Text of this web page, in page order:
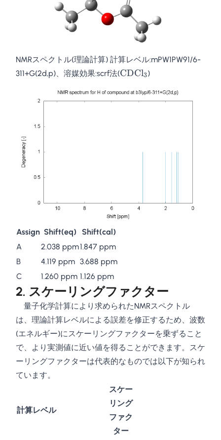
NMRスペクトル(理論計算) 計算レベル:mPW1PW91/6-
311+G(2d,p)、溶媒効果:scrf法(\mathrm{CDCl}_3
CDCl3)
Assign Shift(eq)
Shift(cal)
A
2.038 ppm1.847 ppm
B
4.119 ppm 3.688 ppm
C
1.260 ppm 1.126 ppm
2. スケーリングファクター
量子化学計算により求められたNMRスペクトル
は、理論計算レベルによる誤差を修正するため、波数
(エネルギー)にスケーリングファクターを乗ずること
で、より実測値に近い値を得ることができます。スケ
ーリングファクターは代表的なものでは以下が知られ
ています。
計算レベル
スケー
リング
ファク
ター